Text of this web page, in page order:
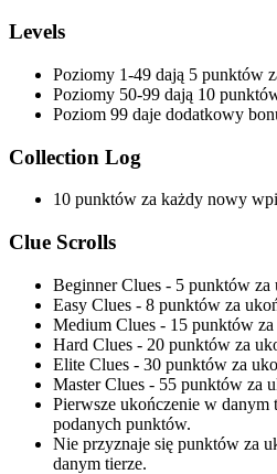
Levels
Poziomy 1-49 dają 5 punktów
Poziomy 50-99 dają 10
Poziom 99 daje dodatkowy
Collection Log
10 punktów za każdy nowy
Clue Scrolls
Beginner Clues - 5 punktów za
Easy Clues - 8 punktów za
Medium Clues - 15 punktów za
Hard Clues - 20 punktów za
Elite Clues - 30 punktów za
Master Clues - 55 punktów za
Pierwsze ukończenie w danym
podanych punktów.
Nie przyznaje się punktów za
danym tierze.